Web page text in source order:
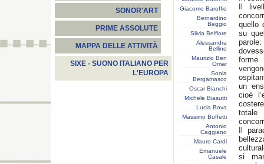
SONOR'ART
PRIME ASSOLUTE
MAPPA DELLE ATTIVITÀ
SIXE - SUONO ITALIANO PER
L'EUROPA
Giacomo Baroffio
Bernardino
Beggio
Silvia Belfiore
Alessandra
Bellino
Maurizio Ben
Omar
Sonia
Bergamasco
Oscar Bianchi
Michele Biasutti
Lucia Bova
Massimo Buffetti
Antonio
Caggiano
Mauro Cardi
Emanuele
Casale
Il
quello
su
forme
un
cioè
totale
Il
si